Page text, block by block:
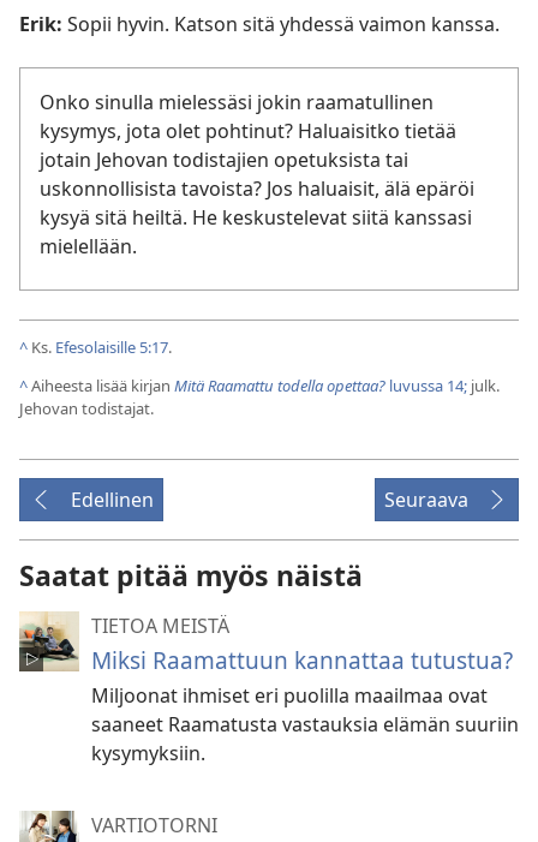
Erik: Sopii hyvin. Katson sitä yhdessä vaimon kanssa.
Onko sinulla mielessäsi jokin raamatullinen
kysymys, jota olet pohtinut? Haluaisitko tietää
jotain Jehovan todistajien opetuksista tai
uskonnollisista tavoista? Jos haluaisit, älä epäröi
kysyä sitä heiltä. He keskustelevat siitä kanssasi
mielellään.
^ Ks. Efesolaisille 5:17.
^Aiheesta lisää kirjan Mitä Raamattu todella opettaa? luvussa 14; julk.
Jehovan todistajat.
Edellinen Seuraava
Saatat pitää myös näistä
TIETOA MEISTÄ
Miksi Raamattuun kannattaa tutustua?
Miljoonat ihmiset eri puolilla maailmaa ovat
saaneet Raamatusta vastauksia elämän suuriin
kysymyksiin.
VARTIOTORNI